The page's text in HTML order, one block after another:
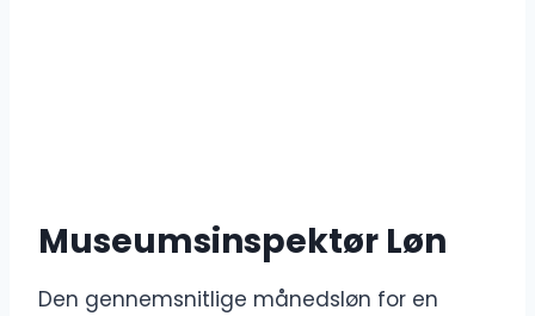
Museumsinspektør Løn
Den gennemsnitlige månedsløn for en